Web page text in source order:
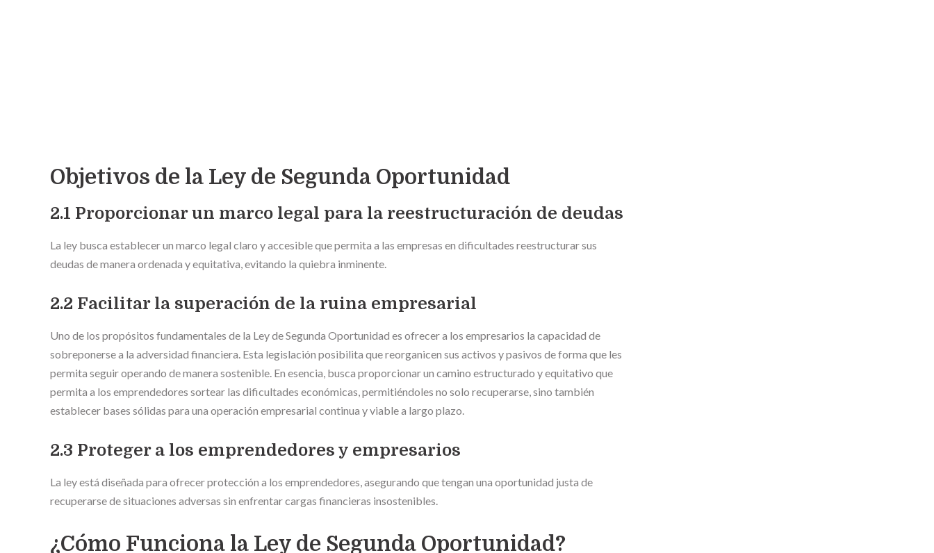
Objetivos de la Ley de Segunda Oportunidad
2.1 Proporcionar un marco legal para la reestructuración de deudas
La ley busca establecer un marco legal claro y accesible que permita a las empresas en dificultades reestructurar sus
deudas de manera ordenada y equitativa, evitando la quiebra inminente.
2.2 Facilitar la superación de la ruina empresarial
Uno de los propósitos fundamentales de la Ley de Segunda Oportunidad es ofrecer a los empresarios la capacidad de
sobreponerse a la adversidad financiera. Esta legislación posibilita que reorganicen sus activos y pasivos de forma que les
permita seguir operando de manera sostenible. En esencia, busca proporcionar un camino estructurado y equitativo que
permita a los emprendedores sortear las dificultades económicas, permitiéndoles no solo recuperarse, sino también
establecer bases sólidas para una operación empresarial continua y viable a largo plazo.
2.3 Proteger a los emprendedores y empresarios
La ley está diseñada para ofrecer protección a los emprendedores, asegurando que tengan una oportunidad justa de
recuperarse de situaciones adversas sin enfrentar cargas financieras insostenibles.
¿Cómo Funciona la Ley de Segunda Oportunidad?